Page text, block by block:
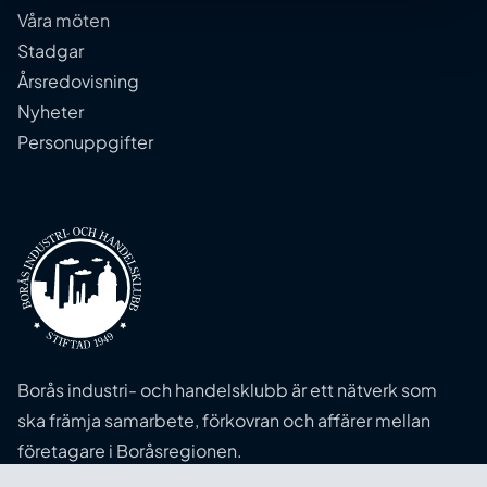
Borås industri- och handelsklubb är ett nätverk som
ska främja samarbete, förkovran och affärer mellan
företagare i Boråsregionen.
Våra möten
Stadgar
Årsredovisning
Nyheter
Personuppgifter